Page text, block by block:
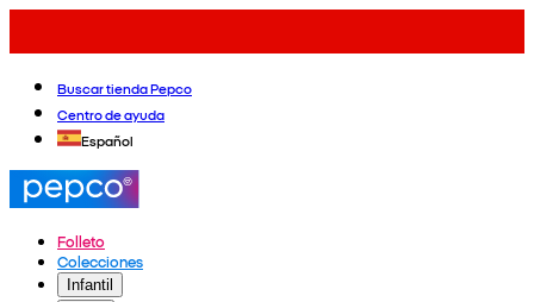
Buscar tienda Pepco
Centro de ayuda
Español
Folleto
Colecciones
Infantil